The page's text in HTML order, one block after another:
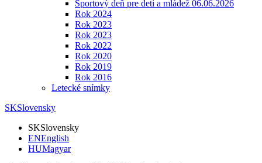
Športový deň pre deti a mládež 06.06.2026
Rok 2024
Rok 2023
Rok 2023
Rok 2022
Rok 2020
Rok 2019
Rok 2016
Letecké snímky
SKSlovensky
SKSlovensky
ENEnglish
HUMagyar